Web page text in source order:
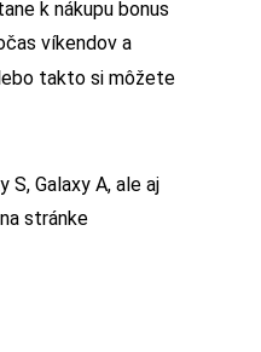
k nákupu bonus
víkendov a
takto si môžete
S, Galaxy A, ale aj
stránke